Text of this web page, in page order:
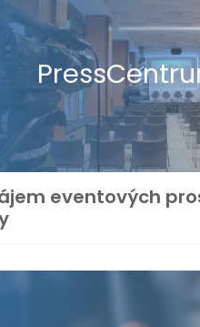
eventových